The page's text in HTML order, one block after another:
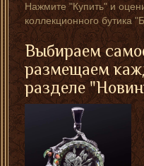
Нажмите "Купить" и
коллекционного бутика
Выбираем
размещаем
разделе "